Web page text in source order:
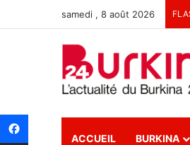
samedi , 8 août 2026
ACCUEIL BURKINA